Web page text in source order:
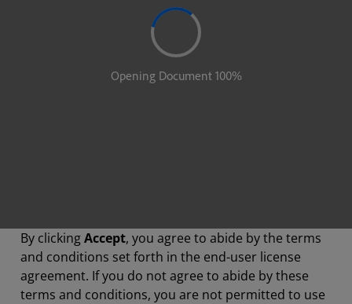
By clickingAccept, you agree to abide by the terms
and conditions set forth in the end-user license
agreement. If you do not agree to abide by these
terms and conditions, you are not permitted to use